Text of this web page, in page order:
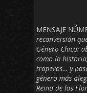
MENSAJE
reconversión
Género Chico:
como la
traperos… y
género más
Reino de las